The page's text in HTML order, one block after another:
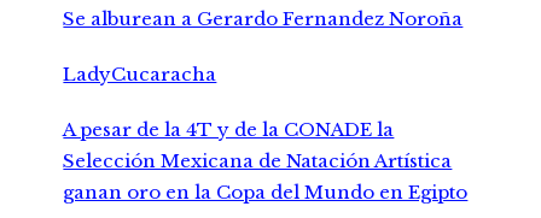
Se alburean a Gerardo Fernandez Noroña
LadyCucaracha
A pesar de la 4T y de la CONADE la
Selección Mexicana de Natación Artística
ganan oro en la Copa del Mundo en Egipto